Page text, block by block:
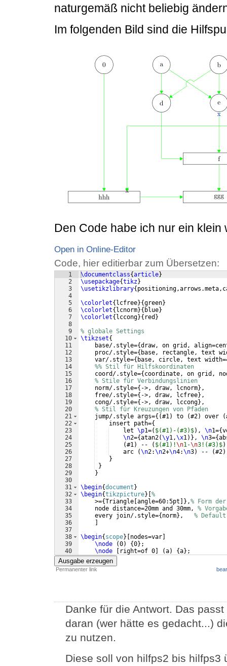
naturgemäß nicht beliebig
Im folgenden Bild sind die
Den Code habe ich nur ein klein
Open in Online-Editor
Code, hier editierbar zum Übersetzen:
1
2
3
4
5
6
7
8
9
10
11
12
13
14
15
16
17
18
19
20
21
22
23
24
25
26
27
28
29
30
31
32
33
34
35
36
37
38
39
40
41
\documentclass{article}
\usepackage{tikz}
\usetikzlibrary{
\colorlet{ lcfree}{green}
\colorlet{ lcnorm}{ blue}
\colorlet{ lccong}{ red }
% globale Settings
\tikzset{
    base/.style=
{draw, on grid,
    proc/.style=
{ base, rectangle, text
    var/.style=
{ base, circle, text
%% Stil für Hilfskoordinaten
    coord/.style=
{ coordinate, on grid,
% Stile für Verbindungslinien
    norm/.style=
{ ->, draw, lcnorm} ,
    free/.style=
{ ->, draw, lcfree} ,
    cong/.style=
{ ->, draw, lccong} ,
% Stil für Kreuzungen von Pfaden
    jump/.style args=
{(#1) to (#2) over (
    insert path=
{
    let
\p1=( $(#1)-(#3)$) , \n1={
\n2={atan2(\y1,\x1)} , \n3={
(#1) -- ( $(#1)!\n1-\n3!(#3)$)
    arc
(\n2:\n2+\n4:\n3) -- (#2)
}
}
}
\begin{document }
\begin{tikzpicture} %
    >=
{Triangle angle=60:5pt ]} ,% Form
    node distance=20mm and 30mm,
%
    every join/.style=
{ norm} , %
\begin{ scope} nodes=var
\node
(0) {0} ;
\node
right=of 0 (a) {a} ;
\node [
Ausgabe erzeugen
Permanenter link
Danke für die Antwort. Das
daran (wer hätte es gedacht...)
zu nutzen.
Diese soll von hilfps2 bis hilfps3